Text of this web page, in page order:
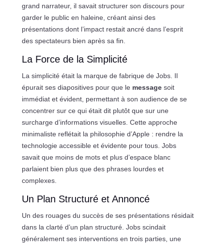
grand narrateur, il savait structurer son discours pour
garder le public en haleine, créant ainsi des
présentations dont l’impact restait ancré dans l’esprit
des spectateurs bien après sa fin.
La Force de la Simplicité
La simplicité était la marque de fabrique de Jobs. Il
épurait ses diapositives pour que le messagesoit
immédiat et évident, permettant à son audience de se
concentrer sur ce qui était dit plutôt que sur une
surcharge d’informations visuelles. Cette approche
minimaliste reflétait la philosophie d’Apple : rendre la
technologie accessible et évidente pour tous. Jobs
savait que moins de mots et plus d’espace blanc
parlaient bien plus que des phrases lourdes et
complexes.
Un Plan Structuré et Annoncé
Un des rouages du succès de ses présentations résidait
dans la clarté d’un plan structuré. Jobs scindait
généralement ses interventions en trois parties, une